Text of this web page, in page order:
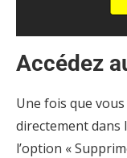
Accédez
Une fois que
directement dans
l’option «